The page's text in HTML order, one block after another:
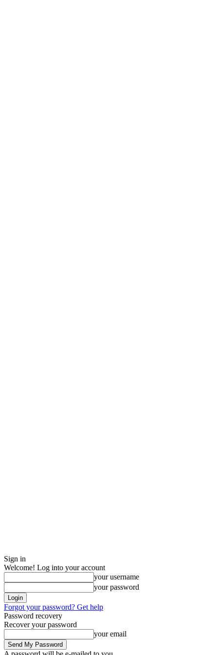
Sign in
Welcome! Log into your account
your username
your password
Forgot your password? Get help
Password recovery
Recover your password
your email